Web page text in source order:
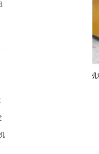
静音发电机